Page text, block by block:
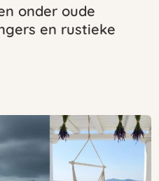
onder oude
en rustieke